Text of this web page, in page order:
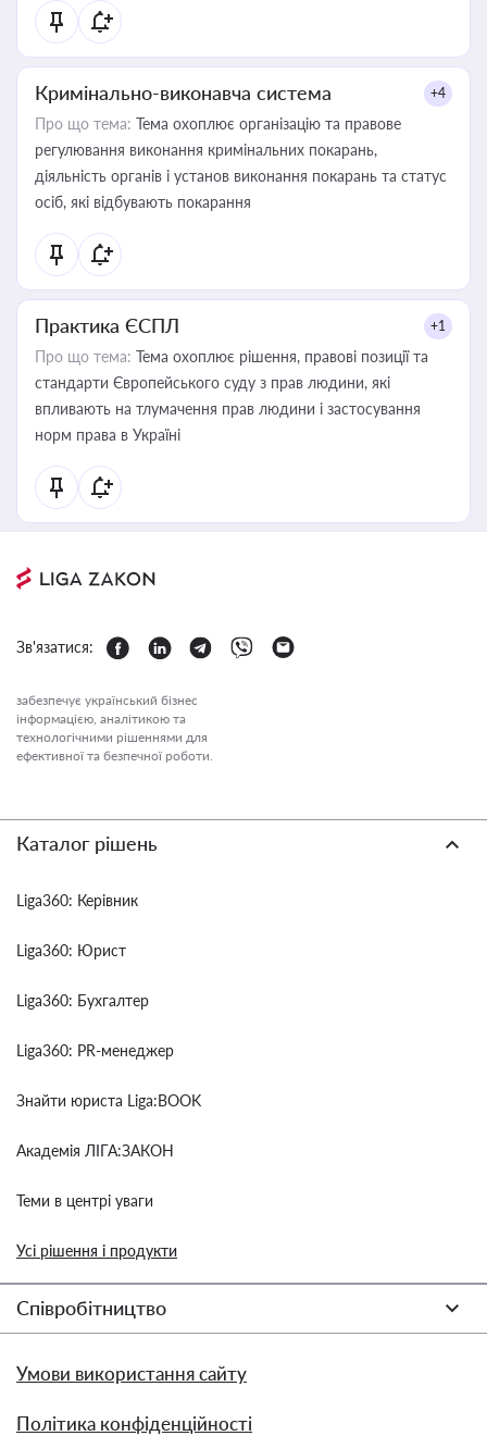
Кримінально-виконавча система +4
Про що тема: Тема охоплює організацію та правове
регулювання виконання кримінальних покарань,
діяльність органів і установ виконання покарань та статус
осіб, які відбувають покарання
Практика ЄСПЛ +1
Про що тема: Тема охоплює рішення, правові позиції та
стандарти Європейського суду з прав людини, які
впливають на тлумачення прав людини і застосування
норм права в Україні
Зв'язатися:
забезпечує український бізнес
інформацією, аналітикою та
технологічними рішеннями для
ефективної та безпечної роботи.
Каталог рішень
Liga360: Керівник
Liga360: Юрист
Liga360: Бухгалтер
Liga360: PR-менеджер
Знайти юриста Liga:BOOK
Академія ЛІГА:ЗАКОН
Теми в центрі уваги
Усі рішення і продукти
Співробітництво
Умови використання сайту
Політика конфіденційності